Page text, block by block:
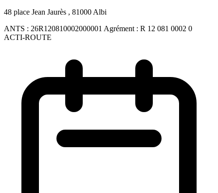
48 place Jean Jaurès , 81000 Albi
ANTS : 26R120810002000001 Agrément : R 12 081 0002 0
ACTI-ROUTE